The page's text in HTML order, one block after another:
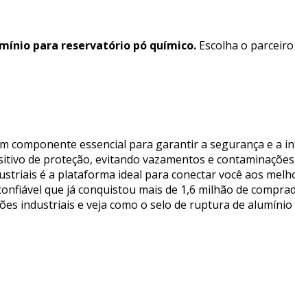
para reservatório pó químico. Escolha o
essencial para garantir a segurança e a
de proteção, evitando vazamentos e
é a plataforma ideal para conectar você aos
que já conquistou mais de 1,6 milhão de
industriais e veja como o selo de ruptura de